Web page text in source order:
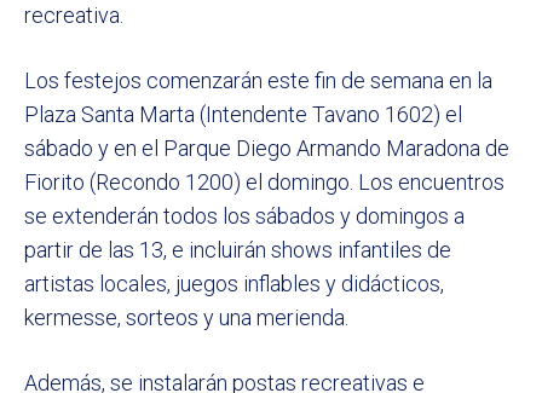
recreativa.
Los festejos comenzarán este fin de semana en la
Plaza Santa Marta (Intendente Tavano 1602) el
sábado y en el Parque Diego Armando Maradona de
Fiorito (Recondo 1200) el domingo. Los encuentros
se extenderán todos los sábados y domingos a
partir de las 13, e incluirán shows infantiles de
artistas locales, juegos inflables y didácticos,
kermesse, sorteos y una merienda.
Además, se instalarán postas recreativas e